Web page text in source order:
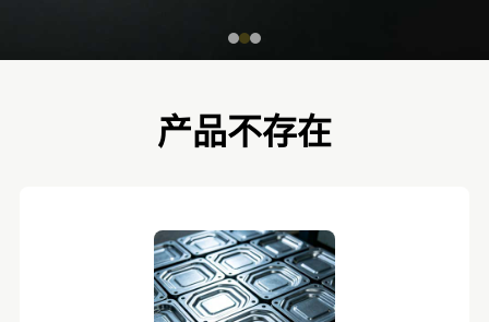
产品不存在